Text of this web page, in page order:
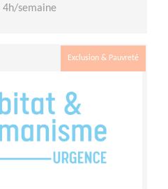
4h/semaine
Exclusion & Pauvreté